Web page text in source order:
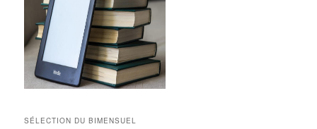
SÉLECTION DU BIMENSUEL